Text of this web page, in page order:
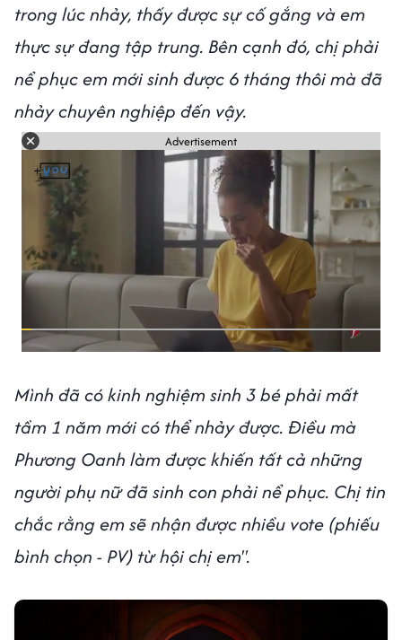
trong lúc nhảy, thấy được sự cố gắng và em
thực sự đang tập trung. Bên cạnh đó, chị phải
nể phục em mới sinh được 6 tháng thôi mà đã
nhảy chuyên nghiệp đến vậy.
Advertisement
Mình đã có kinh nghiệm sinh 3 bé phải mất
tầm 1 năm mới có thể nhảy được. Điều mà
Phương Oanh làm được khiến tất cả những
người phụ nữ đã sinh con phải nể phục. Chị tin
chắc rằng em sẽ nhận được nhiều vote (phiếu
bình chọn - PV) từ hội chị em".